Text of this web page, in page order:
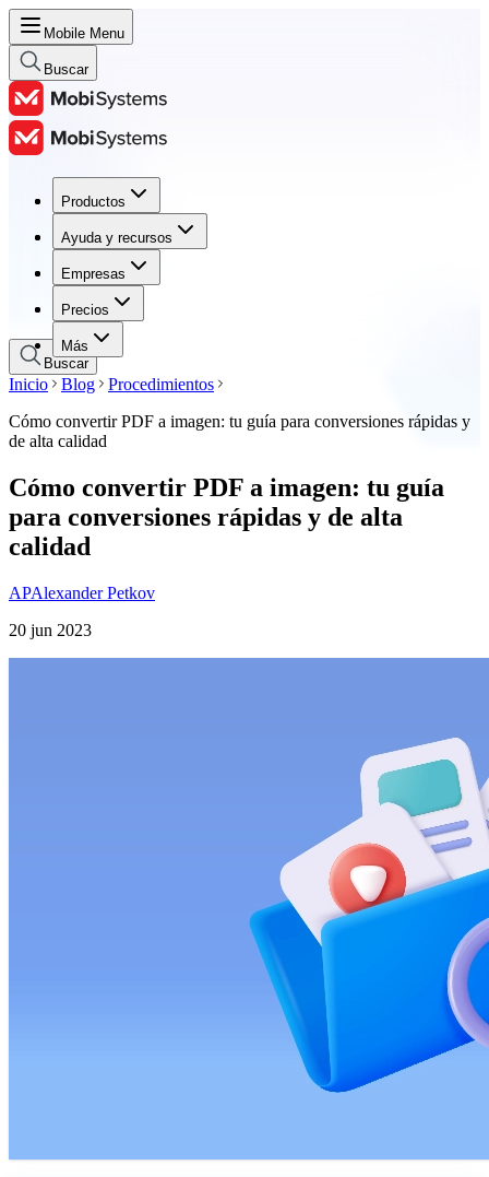
Mobile Menu
Buscar
Productos
Ayuda y recursos
Empresas
Precios
Más
Productos
Ayuda y recursos
Empresas
Precios
Buscar
Inicio Blog
Procedimientos
Cómo convertir PDF a imagen: tu guía para conversiones rápidas y
de alta calidad
Cómo convertir PDF a imagen: tu guía
para conversiones rápidas y de alta
calidad
APAlexander Petkov
20 jun 2023